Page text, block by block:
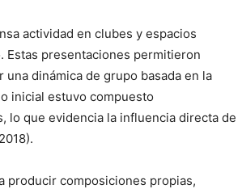
actividad en clubes y espacios
presentaciones permitieron
dinámica de grupo basada en la
inicial estuvo compuesto
lo que evidencia la influencia directa de
producir composiciones propias,